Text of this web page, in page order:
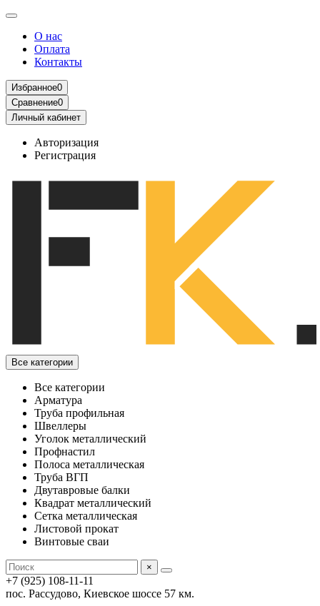
О нас
Оплата
Контакты
Избранное0
Сравнение0
Личный кабинет
Авторизация
Регистрация
Все категории
Все категории
Арматура
Труба профильная
Швеллеры
Уголок металлический
Профнастил
Полоса металлическая
Труба ВГП
Двутавровые балки
Квадрат металлический
Сетка металлическая
Листовой прокат
Винтовые сваи
×
+7 (925) 108-11-11
пос. Рассудово, Киевское шоссе 57 км.